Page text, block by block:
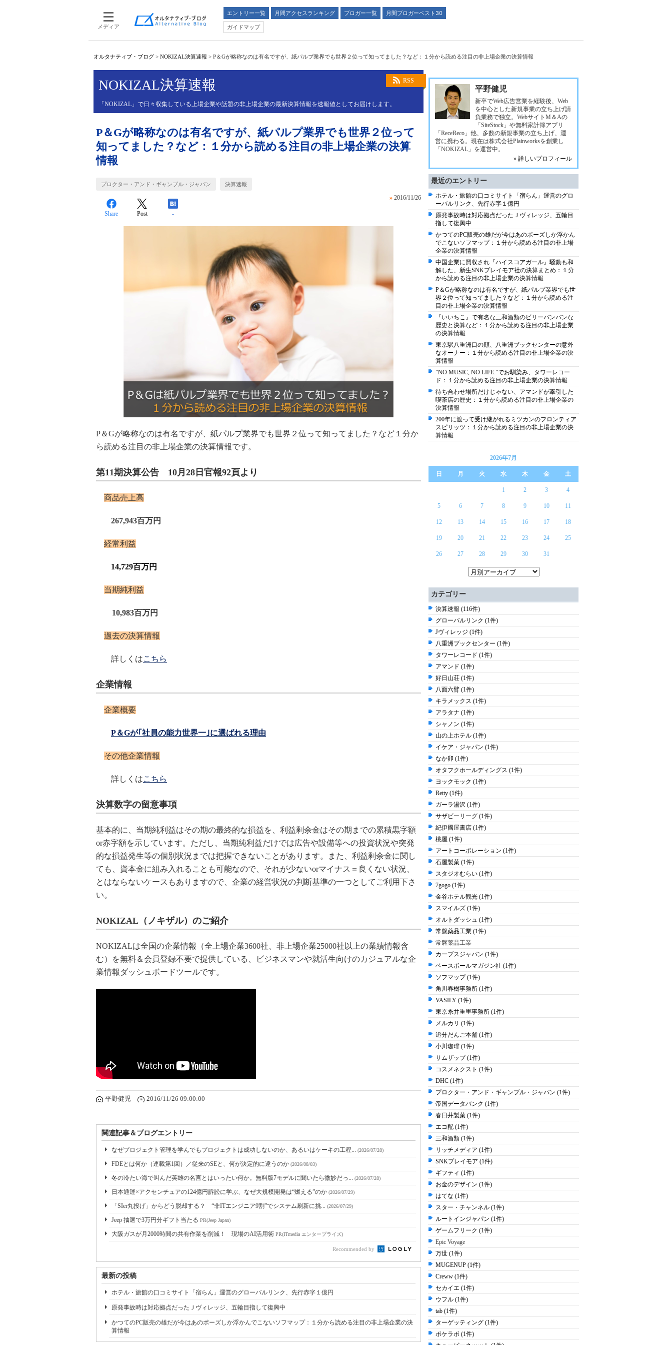
メディア
エントリー一覧 月間アクセスランキング ブロガー一覧
月間ブロガーベスト30
ガイドマップ
オルタナティブ・ブログ > NOKIZAL決算速報 > P＆Gが略称なのは有名ですが、紙パルプ業界でも世界２位って知ってました？など：１分から読める注目の非上場企業の決算情報
RSS
NOKIZAL決算速報
「NOKIZAL」で日々収集している上場企業や話題の非上場企業の最新決算情報を速報値としてお届けします。
P＆Gが略称なのは有名ですが、紙パルプ業界でも世界２位って
知ってました？など：１分から読める注目の非上場企業の決算
情報
プロクター・アンド・ギャンブル・ジャパン 決算速報
» 2016/11/26
Share Post -
P＆Gが略称なのは有名ですが、紙パルプ業界でも世界２位って知ってました？など１分か
ら読める注目の非上場企業の決算情報です。
第11期決算公告 10月28日官報92頁より
商品売上高
267,943百万円
経常利益
14,729百万円
当期純利益
10,983百万円
過去の決算情報
詳しくはこちら
企業情報
企業概要
P＆Gが｢社員の能力世界一｣に選ばれる理由
その他企業情報
詳しくはこちら
決算数字の留意事項
基本的に、当期純利益はその期の最終的な損益を、利益剰余金はその期までの累積黒字額
or赤字額を示しています。ただし
、当期純利益だけでは広告や設備等への投資状況や突発
的な損益発生等の個別状況までは把握できないことがあります。また、利益剰余金に関し
ても、資本金に組み入れることも可能なので、それが少ないorマイナス＝良くない状況、
とはならないケースもありますので、企業の経営状況の判断基準の一つとしてご利用下さ
い。
NOKIZAL（ノキザル）のご紹介
NOKIZALは全国の企業情報（全上場企業3600社、非上場企業25000社以上の業績情報含
む）を無料＆会員登録不要で提供している、ビジネスマンや就活生向けのカジュアルな企
業情報ダッシュボードツールです。
平野健児 2016/11/26 09:00:00
関連記事＆ブログエントリー
なぜプロジェクト管理を学んでもプロジェクトは成功しないのか、あるいはケーキの工程... (2026/07/28)
FDEとは何か（連載第1回）／従来のSEと、何が決定的に違うのか (2026/08/03)
冬の冷たい海で叫んだ英雄の名言とはいったい何か。無料版7モデルに聞いたら微妙だっ... (2026/07/28)
日本通運×アクセンチュアの124億円訴訟に学ぶ、なぜ大規模開発は“燃える”のか (2026/07/29)
「SIer丸投げ」からどう脱却する？ “非ITエンジニア9割”でシステム刷新に挑... (2026/07/29)
Jeep 抽選で3万円分ギフト当たる PR(Jeep Japan)
大阪ガスが月2000時間の共有作業を削減！ 現場のAI活用術 PR(ITmedia エンタープライズ)
Recommended by
最新の投稿
ホテル・旅館の口コミサイト「宿らん」運営のグローバルリンク、先行赤字１億円
原発事故時は対応拠点だったＪヴィレッジ、五輪目指して復興中
かつてのPC販売の雄だが今はあのポーズしか浮かんでこないソフマップ：１分から読める注目の非上場企業の決
算情報
平野健児
新卒でWeb広告営業を経験後、Web
を中心とした新規事業の立ち上げ請
負業務で独立。WebサイトM＆Aの
「SiteStock」や無料家計簿アプリ
「ReceReco」他、多数の新規事業の立ち上げ、運
営に携わる。現在は株式会社Plainworksを創業し
「NOKIZAL」を運営中。
» 詳しいプロフィール
最近のエントリー
ホテル・旅館の口コミサイト「宿らん」運営のグロ
ーバルリンク、先行赤字１億円
原発事故時は対応拠点だったＪヴィレッジ、五輪目
指して復興中
かつてのPC販売の雄だが今はあのポーズしか浮かん
でこないソフマップ：１分から読める注目の非上場
企業の決算情報
中国企業に買収され『ハイスコアガール』騒動も和
解した、新生SNKプレイモア社の決算まとめ：１分
から読める注目の非上場企業の決算情報
P＆Gが略称なのは有名ですが、紙パルプ業界でも世
界２位って知ってました？など：１分から読める注
目の非上場企業の決算情報
『いいちこ』で有名な三和酒類のビリーバンバンな
歴史と決算など：１分から読める注目の非上場企業
の決算情報
東京駅八重洲口の顔、八重洲ブックセンターの意外
なオーナー：１分から読める注目の非上場企業の決
算情報
"NO MUSIC, NO LIFE."でお馴染み、タワーレコー
ド：１分から読める注目の非上場企業の決算情報
待ち合わせ場所だけじゃない、アマンドが牽引した
喫茶店の歴史：１分から読める注目の非上場企業の
決算情報
200年に渡って受け継がれるミツカンのフロンティア
スピリッツ：１分から読める注目の非上場企業の決
算情報
2026年7月
日 月 火 水 木 金 土
1 2 3 4
5 6 7 8 9 10 11
12 13 14 15 16 17 18
19 20 21 22 23 24 25
26 27 28 29 30 31
カテゴリー
決算速報 (116件)
グローバルリンク (1件)
Jヴィレッジ (1件)
八重洲ブックセンター (1件)
タワーレコード (1件)
アマンド (1件)
好日山荘 (1件)
八面六臂 (1件)
キラメックス (1件)
アラタナ (1件)
シャノン (1件)
山の上ホテル (1件)
イケア・ジャパン (1件)
なか卯 (1件)
オタフクホールディングス (1件)
ヨックモック (1件)
Retty (1件)
ガーラ湯沢 (1件)
サザビーリーグ (1件)
紀伊國屋書店 (1件)
桃屋 (1件)
アートコーポレーション (1件)
石屋製菓 (1件)
スタジオむらい (1件)
7gogo (1件)
金谷ホテル観光 (1件)
スマイルズ (1件)
オルトダッシュ (1件)
常盤薬品工業 (1件)
常磐薬品工業
カーブスジャパン (1件)
ベースボールマガジン社 (1件)
ソフマップ (1件)
角川春樹事務所 (1件)
VASILY (1件)
東京糸井重里事務所 (1件)
メルカリ (1件)
追分だんご本舗 (1件)
小川珈琲 (1件)
サムザップ (1件)
コスメネクスト (1件)
DHC (1件)
プロクター・アンド・ギャンブル・ジャパン (1件)
帝国データバンク (1件)
春日井製菓 (1件)
エコ配 (1件)
三和酒類 (1件)
リッチメディア (1件)
SNKプレイモア (1件)
ギフティ (1件)
お金のデザイン (1件)
はてな (1件)
スター・チャンネル (1件)
ルートインジャパン (1件)
ゲームフリーク (1件)
Epic Voyage
万世 (1件)
MUGENUP (1件)
Creww (1件)
セカイエ (1件)
ウフル (1件)
tab (1件)
ターゲッティング (1件)
ポケラボ (1件)